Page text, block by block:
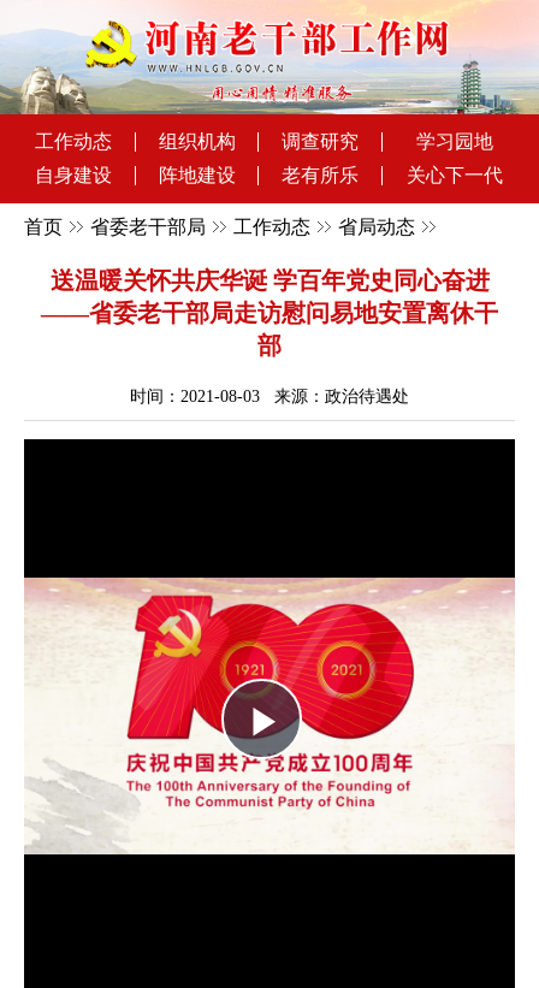
工作动态 组织机构 调查研究
学习园地
自身建设
阵地建设 老有所乐 关心下一代
首页 省委老干部局 工作动态 省局动态
送温暖关怀共庆华诞 学百年党史同心奋进
——省委老干部局走访慰问易地安置离休干
部
时间：2021-08-03 来源：政治待遇处